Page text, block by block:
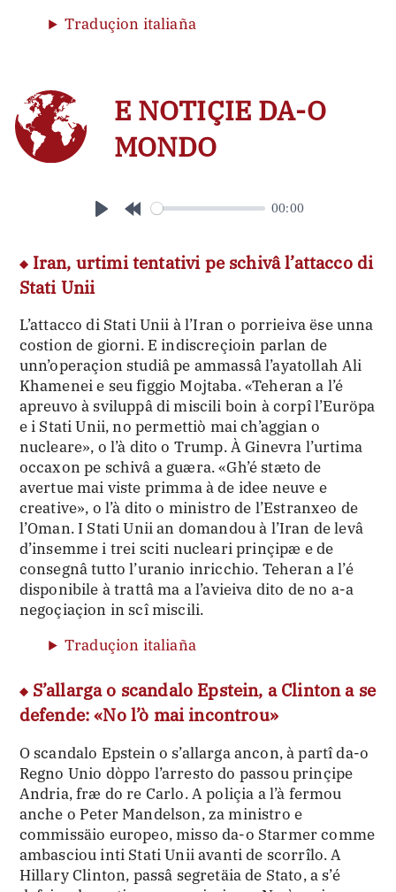
Traduçion italiaña
E NOTIÇIE DA-O
MONDO
00:00
Iran, urtimi tentativi pe schivâ l’attacco di
Stati Unii
L’attacco di Stati Unii à l’Iran o porrieiva ëse unna
costion de giorni. E indiscreçioin parlan de
unn’operaçion studiâ pe ammassâ l’ayatollah Ali
Khamenei e seu figgio Mojtaba. «Teheran a l’é
apreuvo à sviluppâ di miscili boin à corpî l’Euröpa
e i Stati Unii, no permettiò mai ch’aggian o
nucleare», o l’à dito o Trump. À Ginevra l’urtima
occaxon pe schivâ a guæra. «Gh’é stæto de
avertue mai viste primma à de idee neuve e
creative», o l’à dito o ministro de l’Estranxeo de
l’Oman. I Stati Unii an domandou à l’Iran de levâ
d’insemme i trei sciti nucleari prinçipæ e de
consegnâ tutto l’uranio inricchio. Teheran a l’é
disponibile à trattâ ma a l’avieiva dito de no a-a
negoçiaçion in scî miscili.
Traduçion italiaña
S’allarga o scandalo Epstein, a Clinton a se
defende: «No l’ò mai incontrou»
O scandalo Epstein o s’allarga ancon, à partî da-o
Regno Unio dòppo l’arresto do passou prinçipe
Andria, fræ do re Carlo. A poliçia a l’à fermou
anche o Peter Mandelson, za ministro e
commissäio europeo, misso da-o Starmer comme
ambasciou inti Stati Unii avanti de scorrîlo. A
Hillary Clinton, passâ segretäia de Stato, a s’é